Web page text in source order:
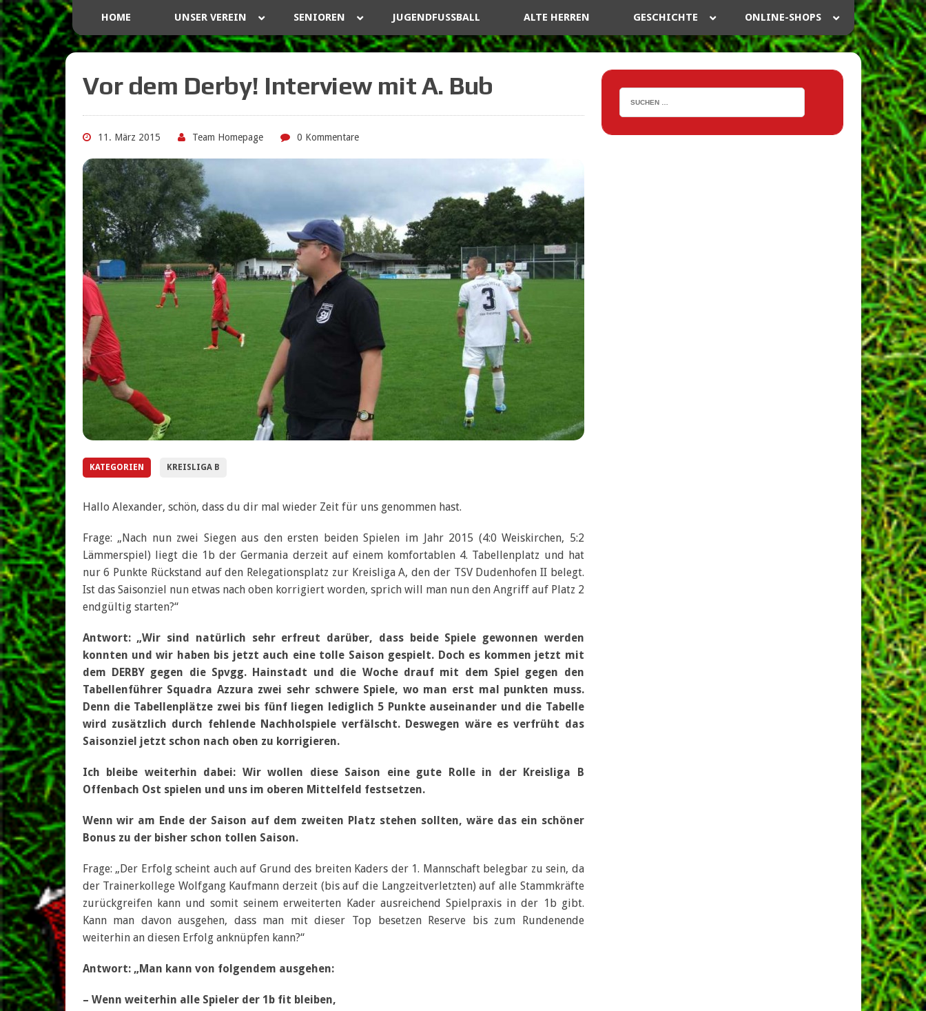
HOME UNSER VEREIN SENIOREN JUGENDFUSSBALL ALTE HERREN GESCHICHTE ONLINE-SHOPS
Vor dem Derby! Interview mit A. Bub
11. März 2015 Team Homepage 0 Kommentare
KATEGORIEN KREISLIGA B
Hallo Alexander, schön, dass du dir mal wieder Zeit für uns genommen hast.
Frage: „Nach nun zwei Siegen aus den ersten beiden Spielen im Jahr 2015 (4:0 Weiskirchen, 5:2
Lämmerspiel) liegt die 1b der Germania derzeit auf einem komfortablen 4. Tabellenplatz und hat
nur 6 Punkte Rückstand auf den Relegationsplatz zur Kreisliga A, den der TSV Dudenhofen II belegt.
Ist das Saisonziel nun etwas nach oben korrigiert worden, sprich will man nun den Angriff auf Platz 2
endgültig starten?“
Antwort: „Wir sind natürlich sehr erfreut darüber, dass beide Spiele gewonnen werden
konnten und wir haben bis jetzt auch eine tolle Saison gespielt. Doch es kommen jetzt mit
dem DERBY gegen die Spvgg. Hainstadt und die Woche drauf mit dem Spiel gegen den
Tabellenführer Squadra Azzura zwei sehr schwere Spiele, wo man erst mal punkten muss.
Denn die Tabellenplätze zwei bis fünf liegen lediglich 5 Punkte auseinander und die Tabelle
wird zusätzlich durch fehlende Nachholspiele verfälscht. Deswegen wäre es verfrüht das
Saisonziel jetzt schon nach oben zu korrigieren.
Ich bleibe weiterhin dabei: Wir wollen diese Saison eine gute Rolle in der Kreisliga B
Offenbach Ost spielen und uns im oberen Mittelfeld festsetzen.
Wenn wir am Ende der Saison auf dem zweiten Platz stehen sollten, wäre das ein schöner
Bonus zu der bisher schon tollen Saison.
Frage: „Der Erfolg scheint auch auf Grund des breiten Kaders der 1. Mannschaft belegbar zu sein, da
der Trainerkollege Wolfgang Kaufmann derzeit (bis auf die Langzeitverletzten) auf alle Stammkräfte
zurückgreifen kann und somit seinem erweiterten Kader ausreichend Spielpraxis in der 1b gibt.
Kann man davon ausgehen, dass man mit dieser Top besetzen Reserve bis zum Rundenende
weiterhin an diesen Erfolg anknüpfen kann?“
Antwort: „Man kann von folgendem ausgehen:
– Wenn weiterhin alle Spieler der 1b fit bleiben,